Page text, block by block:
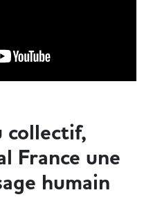
collectif,
France une
humain